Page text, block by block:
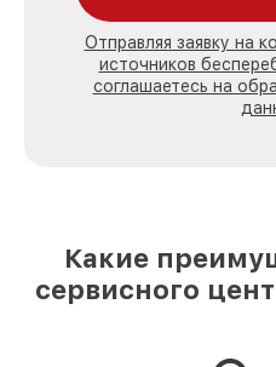
Отправляя заявку на
источников
соглашаетесь на
Какие
сервисного